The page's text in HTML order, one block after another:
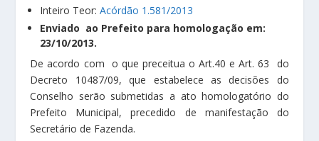
Inteiro Teor:Acórdão 1.581/2013
Enviado ao Prefeito para homologação em:
23/10/2013.
De acordo com o que preceitua o Art.40 e Art. 63 do
Decreto 10487/09, que estabelece as decisões do
Conselho serão submetidas a ato homologatório do
Prefeito Municipal, precedido de manifestação do
Secretário de Fazenda.